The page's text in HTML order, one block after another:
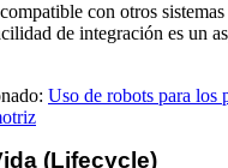
con otros
de integración es un
Uso de robots para los
(Lifecycle)